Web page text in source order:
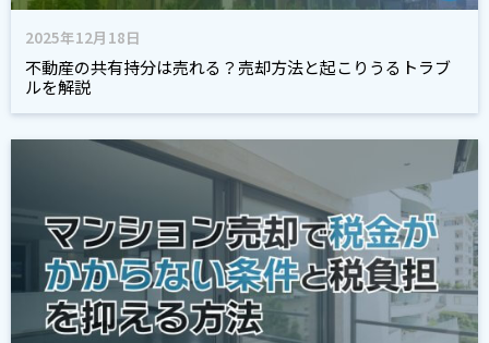
2025年12月18日
不動産の共有持分は売れる？売却方法と起こりうるトラブ
ルを解説